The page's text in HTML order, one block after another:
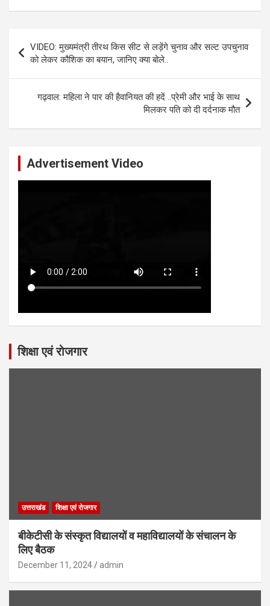
navigation
VIDEO: मुख्यमंत्री तीरथ किस सीट से लड़ेंगे चुनाव और सल्ट उपचुनाव
को लेकर कौशिक का बयान, जानिए क्या बोले..
गढ़वाल: महिला ने पार की हैवानियत की हदें ..प्रेमी और भाई के साथ
मिलकर पति को दी दर्दनाक मौत
Advertisement Video
शिक्षा एवं रोजगार
उत्तराखंड शिक्षा एवं रोजगार
बीकेटीसी के संस्कृत विद्यालयों व महाविद्यालयों के संचालन के
लिए बैठक
December 11, 2024 admin